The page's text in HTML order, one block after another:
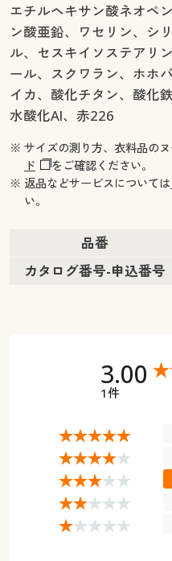
エチルヘキサン酸ネオペ
ン酸亜鉛、ワセリン、シ
ル、セスキイソステアリ
ール、スクワラン、ホホ
イカ、酸化チタン、酸化
水酸化Al、赤226
※ サイズの測り方、衣料品の
ド
をご確認ください。
※ 返品などサービスについては
い。
品番
カタログ番号-申込番号
3.00
1件